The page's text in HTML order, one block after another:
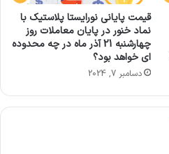
قیمت پایانی نورايستا پلاستيک با
نماد خنور در پایان معاملات روز
چهارشنبه 21 آذر ماه در چه محدوده
ای خواهد بود؟
دسامبر 7, 2024